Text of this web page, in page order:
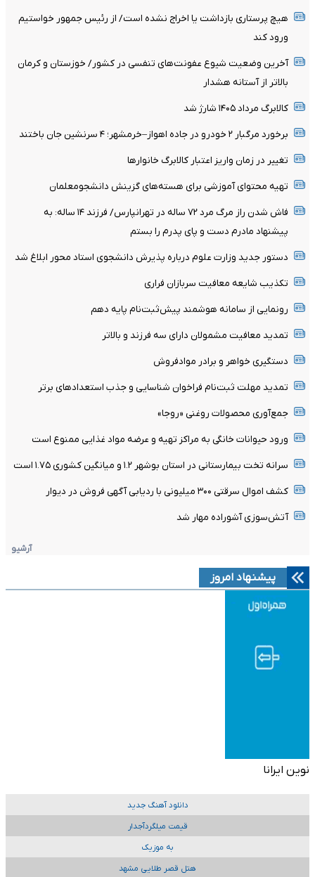
هیچ پرستاری بازداشت یا اخراج نشده است/ از رئیس جمهور خواستیم
ورود کند
آخرین وضعیت شیوع عفونت‌های تنفسی در کشور/ خوزستان و کرمان
بالاتر از آستانه هشدار
کالابرگ مرداد ۱۴۰۵ شارژ شد
برخورد مرگبار ۲ خودرو در جاده اهواز–خرمشهر؛ ۴ سرنشین جان باختند
تغییر در زمان واریز اعتبار کالابرگ خانوار‌ها
تهیه محتوای آموزشی برای هسته‌های گزینش دانشجومعلمان
فاش شدن راز مرگ مرد ۷۲ ساله در تهرانپارس/ فرزند ۱۴ ساله: به
پیشنهاد مادرم دست و پای پدرم را بستم
دستور جدید وزارت علوم درباره پذیرش دانشجوی استاد محور ابلاغ شد
تکذیب شایعه معافیت سربازان فراری
رونمایی از سامانه هوشمند پیش‌ثبت‌نام پایه دهم
تمدید معافیت مشمولان دارای سه فرزند و بالا‌تر
دستگیری خواهر و برادر موادفروش
تمدید مهلت ثبت‌نام فراخوان شناسایی و جذب استعدادهای برتر
جمع‌آوری محصولات روغنی «روجا»
ورود حیوانات خانگی به مراکز تهیه و عرضه مواد غذایی ممنوع است
سرانه تخت بیمارستانی در استان بوشهر ۱.۲ و میانگین کشوری ۱.۷۵ است
کشف اموال سرقتی ۳۰۰ میلیونی با ردیابی آگهی فروش در دیوار
آتش‌سوزی آشوراده مهار شد
آرشیو
پیشنهاد امروز
نوین ایرانا
دانلود آهنگ جدید
قیمت میلگردآجدار
به موزیک
هتل قصر طلایی مشهد